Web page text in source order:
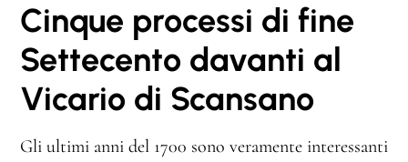
Cinque processi di fine
Settecento davanti al
Vicario di Scansano
Gli ultimi anni del 1700 sono veramente interessanti